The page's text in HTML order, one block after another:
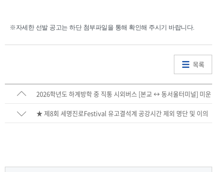
※자세한 선발 공고는 하단 첨부파일을 통해 확인해 주시기 바랍니다.
목록
2026학년도 하계방학 중 직통 시외버스 [본교 ↔ 동서울터미널] 미운
행 안내
★ 제8회 세명진로Festival 유고결석계 공강시간 제외 명단 및 이의